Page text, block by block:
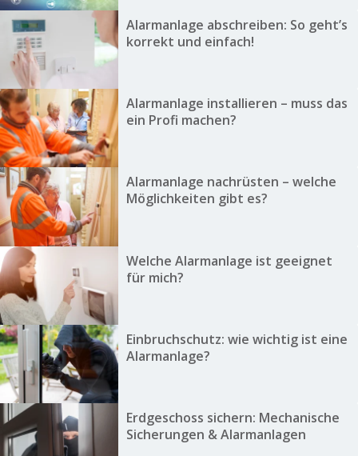
Alarmanlage abschreiben: So geht’s
korrekt und einfach!
Alarmanlage installieren – muss das
ein Profi machen?
Alarmanlage nachrüsten – welche
Möglichkeiten gibt es?
Welche Alarmanlage ist geeignet
für mich?
Einbruchschutz: wie wichtig ist eine
Alarmanlage?
Erdgeschoss sichern: Mechanische
Sicherungen & Alarmanlagen